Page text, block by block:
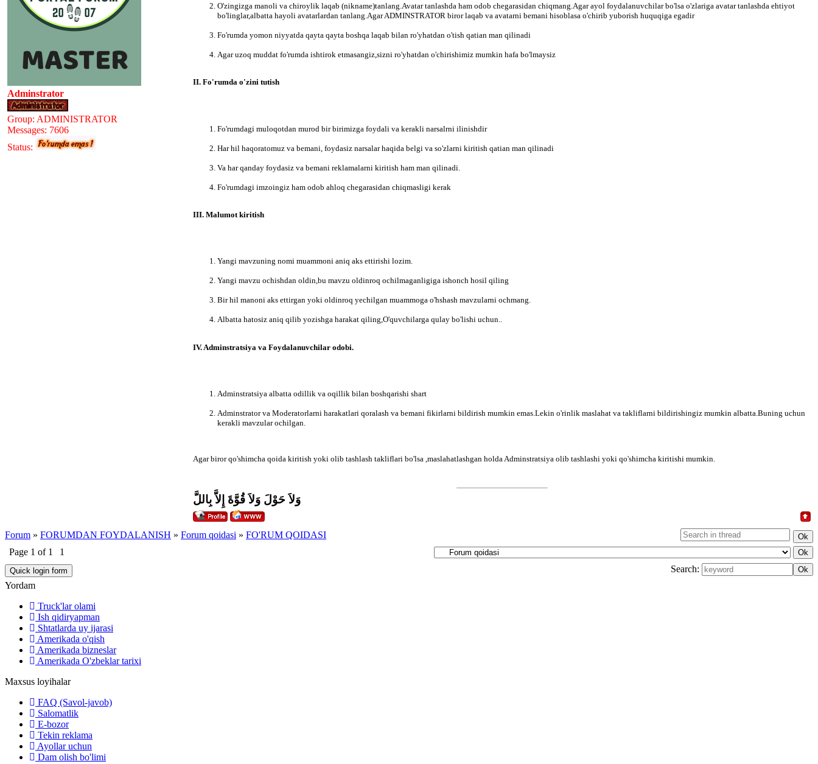
Adminstrator
Group: ADMINISTRATOR
Messages: 7606
Status:
O'zingizga manoli va chiroylik laqab (nikname)tanlang.Avatar tanlashda ham odob chegarasidan chiqmang.Agar ayol foydalanuvchilar bo'lsa o'zlariga avatar tanlashda ehtiyot
bo'linglar,albatta hayoli avatarlardan tanlang.Agar ADMINSTRATOR biror laqab va avatarni bemani hisoblasa o'chirib yuborish huquqiga egadir
Fo'rumda yomon niyyatda qayta qayta boshqa laqab bilan ro'yhatdan o'tish qatian man qilinadi
Agar uzoq muddat fo'rumda ishtirok etmasangiz,sizni ro'yhatdan o'chirishimiz mumkin hafa bo'lmaysiz
II. Fo'rumda o'zini tutish
Fo'rumdagi muloqotdan murod bir birimizga foydali va kerakli narsalrni ilinishdir
Har hil haqoratomuz va bemani, foydasiz narsalar haqida belgi va so'zlarni kiritish qatian man qilinadi
Va har qanday foydasiz va bemani reklamalarni kiritish ham man qilinadi.
Fo'rumdagi imzoingiz ham odob ahloq chegarasidan chiqmasligi kerak
III. Malumot kiritish
Yangi mavzuning nomi muammoni aniq aks ettirishi lozim.
Yangi mavzu ochishdan oldin,bu mavzu oldinroq ochilmaganligiga ishonch hosil qiling
Bir hil manoni aks ettirgan yoki oldinroq yechilgan muammoga o'hshash mavzularni ochmang.
Albatta hatosiz aniq qilib yozishga harakat qiling,O'quvchilarga qulay bo'lishi uchun..
IV. Adminstratsiya va Foydalanuvchilar odobi.
Adminstratsiya albatta odillik va oqillik bilan boshqarishi shart
Adminstrator va Moderatorlarni harakatlari qoralash va bemani fikirlarni bildirish mumkin emas.Lekin o'rinlik maslahat va takliflarni bildirishingiz mumkin albatta.Buning uchun
kerakli mavzular ochilgan.
Agar biror qo'shimcha qoida kiritish yoki olib tashlash takliflari bo'lsa ,maslahatlashgan holda Adminstratsiya olib tashlashi yoki qo'shimcha kiritishi mumkin.
وَلاَ حَوْلَ وَلاَ قُوَّةَ إِلاَّ بِاللَّ
Forum » FORUMDAN FOYDALANISH » Forum qoidasi » FO'RUM QOIDASI
Page 1 of 1
1
Search:
Yordam
Truck'lar olami
Ish qidiryapman
Shtatlarda uy ijarasi
Amerikada o'qish
Amerikada bizneslar
Amerikada O'zbeklar tarixi
Maxsus loyihalar
FAQ (Savol-javob)
Salomatlik
E-bozor
Tekin reklama
Ayollar uchun
Dam olish bo'limi